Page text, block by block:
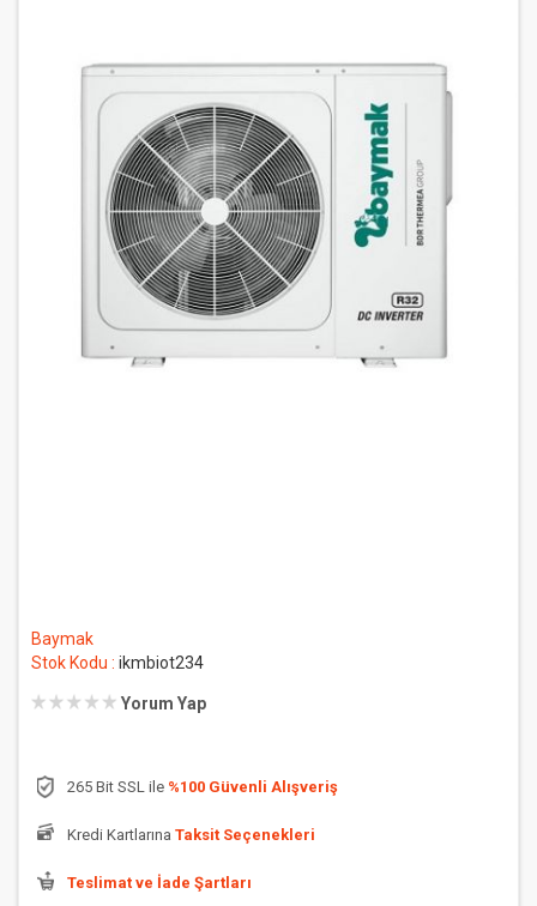
Baymak
Stok Kodu : ikmbiot234
Yorum Yap
265 Bit SSL ile %100 Güvenli Alışveriş
Kredi Kartlarına Taksit Seçenekleri
Teslimat ve İade Şartları